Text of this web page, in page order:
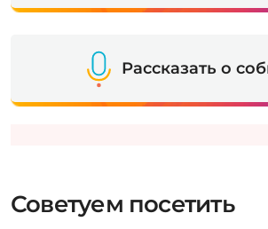
Рассказать о
Советуем посетить